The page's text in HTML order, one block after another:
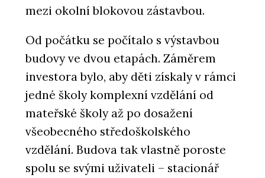
mezi okolní blokovou zástavbou.
Od počátku se počítalo s výstavbou
budovy ve dvou etapách. Záměrem
investora bylo, aby děti získaly v rámci
jedné školy komplexní vzdělání od
mateřské školy až po dosažení
všeobecného středoškolského
vzdělání. Budova tak vlastně poroste
spolu se svými uživateli – stacionář